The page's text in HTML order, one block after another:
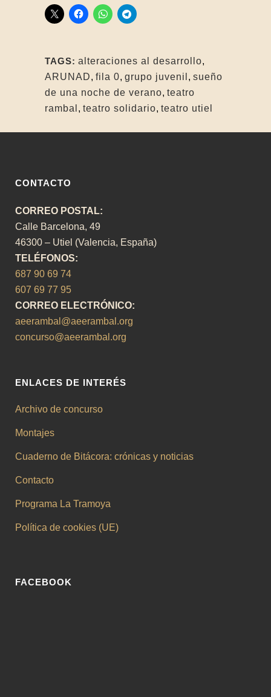
TAGS: alteraciones al desarrollo,
ARUNAD, fila 0, grupo juvenil , sueño
de una noche de verano, teatro
rambal , teatro solidario, teatro utiel
CONTACTO
CORREO POSTAL:
Calle Barcelona, 49
46300 – Utiel (Valencia, España)
TELÉFONOS:
687 90 69 74
607 69 77 95
CORREO ELECTRÓNICO:
aeerambal@aeerambal.org
concurso@aeerambal.org
ENLACES DE INTERÉS
Archivo de concurso
Montajes
Cuaderno de Bitácora: crónicas y noticias
Contacto
Programa La Tramoya
Política de cookies (UE)
FACEBOOK